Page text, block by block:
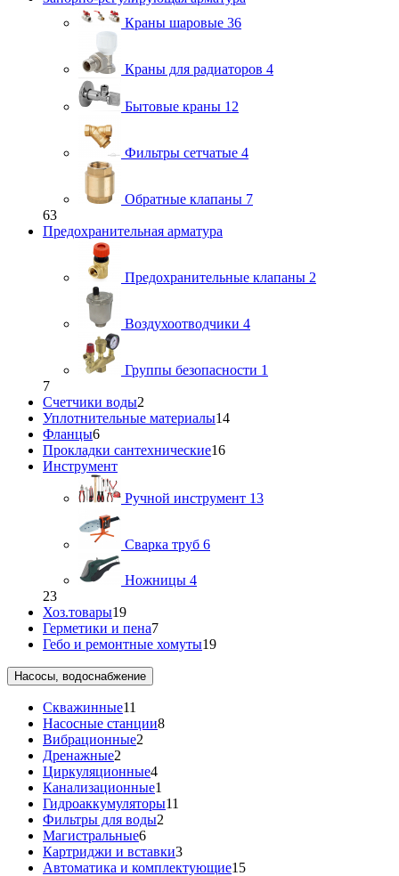
Краны шаровые 36
Краны для радиаторов 4
Бытовые краны 12
Фильтры сетчатые 4
Обратные клапаны 7
63
Предохранительная арматура
Предохранительные клапаны 2
Воздухоотводчики 4
Группы безопасности 1
7
Счетчики воды2
Уплотнительные материалы14
Фланцы6
Прокладки сантехнические16
Инструмент
Ручной инструмент 13
Сварка труб 6
Ножницы 4
23
Хоз.товары19
Герметики и пена7
Гебо и ремонтные хомуты19
Насосы, водоснабжение
Скважинные11
Насосные станции8
Вибрационные2
Дренажные2
Циркуляционные4
Канализационные1
Гидроаккумуляторы11
Фильтры для воды2
Магистральные6
Картриджи и вставки3
Автоматика и комплектующие15